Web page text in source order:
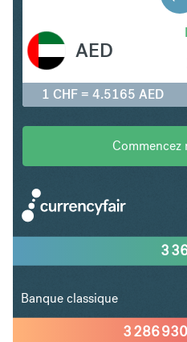
AED
1 CHF = 4.5165 AED
Commencez
3 286 930
3
Banque classique